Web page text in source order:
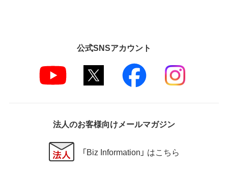
公式SNSアカウント
法人のお客様向けメールマガジン
「Biz Information」 はこちら